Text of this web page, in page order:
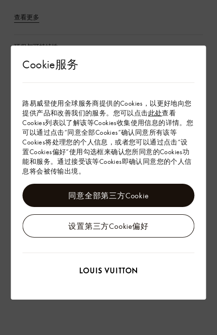
Cookie服务
路易威登使用全球服务商提供的Cookies，以更好地向您
提供产品和改善我们的服务。您可以点击此处查看
Cookies列表以了解该等Cookies收集使用信息的详情。您
可以通过点击“同意全部Cookies”确认同意所有该等
Cookies将处理您的个人信息，或者您可以通过点击“设
置Cookies偏好”使用勾选框来确认您所同意的Cookies功
能和服务。通过接受该等Cookies即确认同意您的个人信
息将会被传输出境。
设置第三方Cookie偏好
同意全部第三方Cookie
查看更多
环保与可持续性
产品养护
配送 & 退货
赠礼